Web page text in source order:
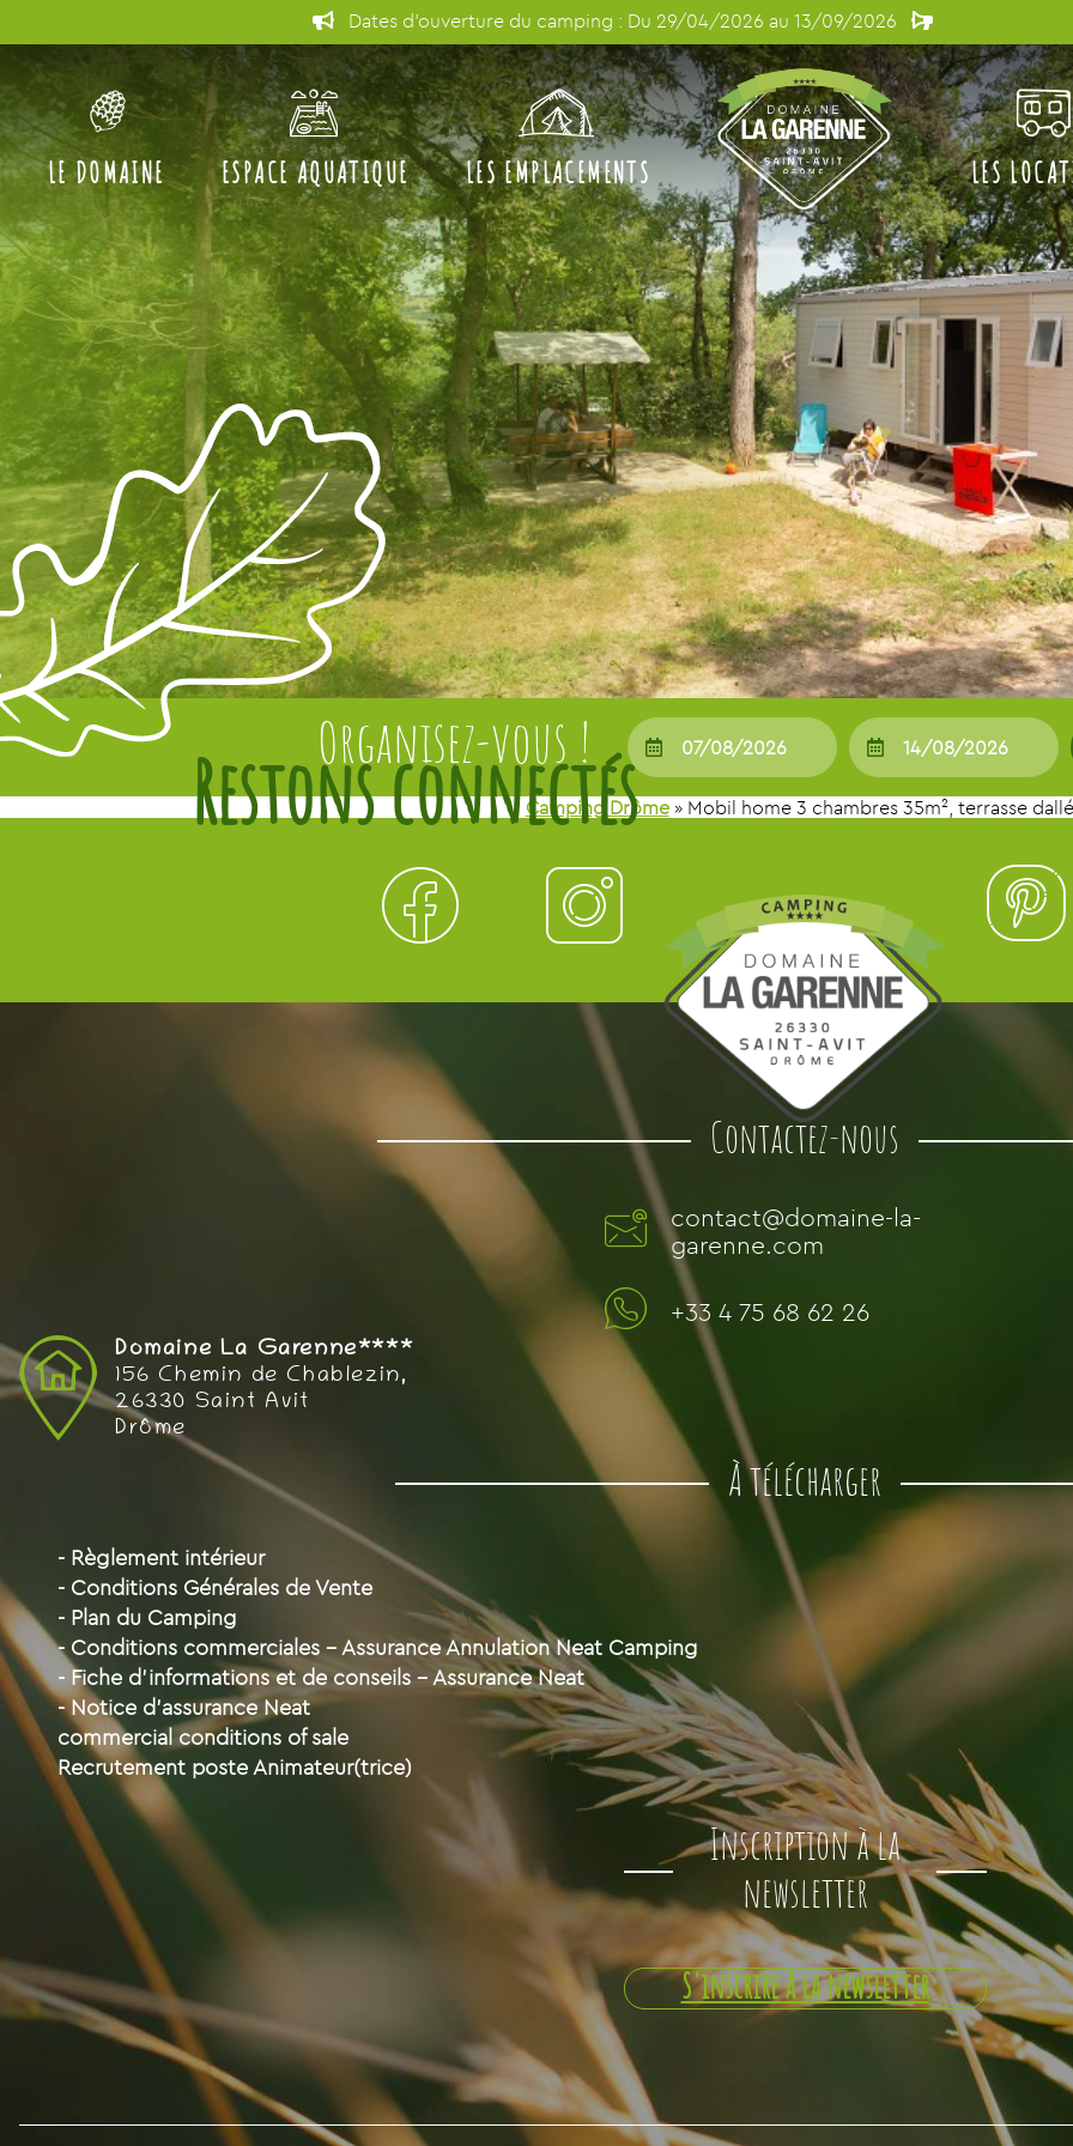
EARLY BOOKING et promotions : cliquez ici pour en savoir plus !
LE DOMAINE ESPACE AQUATIQUE LES EMPLACEMENTS LES
Organisez-vous !
Camping Drôme» Mobil home 3 chambres 35m², terrasse
Contactez-nous
contact@domaine-la-
garenne.com
+33 4 75 68 62 26
Domaine La Garenne****
156 Chemin de Chablezin,
26330 Saint Avit
Drôme
À télécharger
- Règlement intérieur
- Conditions Générales de Vente
- Plan du Camping
- Conditions commerciales - Assurance Annulation Neat Camping
- Fiche d'informations et de conseils - Assurance Neat
- Notice d'assurance Neat
commercial conditions of sale
Recrutement poste Animateur(trice)
Inscription à la
newsletter
S'inscrire à la newsletter